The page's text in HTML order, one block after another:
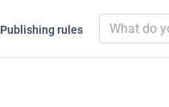
Publishing rules